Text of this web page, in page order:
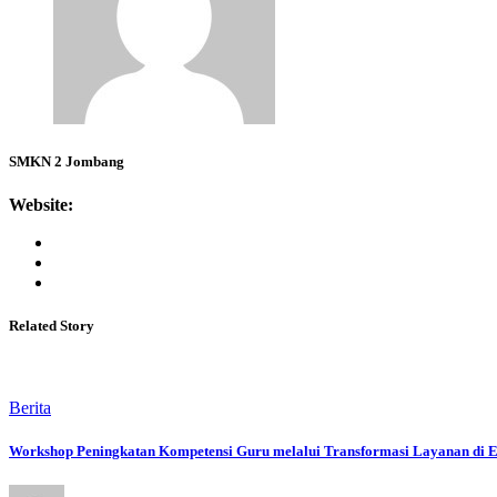
SMKN 2 Jombang
Website:
Related Story
Berita
Workshop Peningkatan Kompetensi Guru melalui Transformasi Layanan di